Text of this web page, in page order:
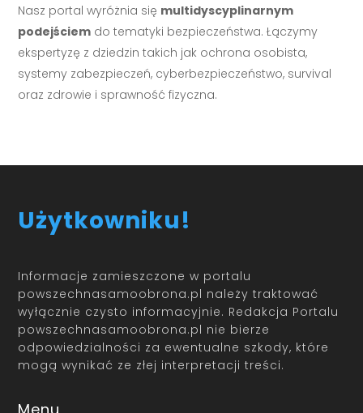
Nasz portal wyróżnia się multidyscyplinarnym
podejściem do tematyki bezpieczeństwa. Łączymy
ekspertyzę z dziedzin takich jak ochrona osobista,
systemy zabezpieczeń, cyberbezpieczeństwo, survival
oraz zdrowie i sprawność fizyczna.
Użytkowniku!
Informacje zamieszczone w portalu
powszechnasamoobrona.pl należy traktować
wyłącznie czysto informacyjnie. Redakcja Portalu
powszechnasamoobrona.pl nie bierze
odpowiedzialności za ewentualne szkody, które
mogą wynikać ze złej interpretacji treści.